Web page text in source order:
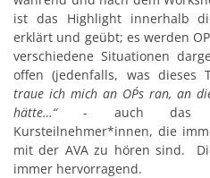
ist das Highlight innerhalb
erklärt und geübt; es werden
verschiedene Situationen
offen (jedenfalls, was dieses
traue ich mich an OP´s ran, an
hätte…“- auch das
Kursteilnehmer*innen, die
mit der AVA zu hören sind.
immer hervorragend.